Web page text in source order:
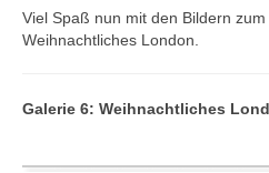
Viel Spaß nun mit den Bildern
Weihnachtliches London.
Galerie 6: Weihnachtliches